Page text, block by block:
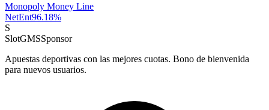
Monopoly Money Line
NetEnt96.18%
S
SlotGMSSponsor
Apuestas deportivas con las mejores cuotas. Bono de bienvenida
para nuevos usuarios.